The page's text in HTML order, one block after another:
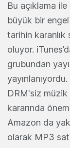
Bu açıklama
büyük bir
tarihin karanlık
oluyor.
grubundan
DRM'siz müzik
kararında
Amazon da
olarak MP3